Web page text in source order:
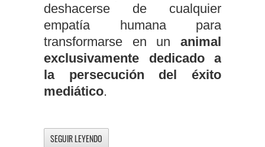
deshacerse de cualquier
empatía humana para
transformarse en un animal
exclusivamente dedicado a
la persecución del éxito
mediático.
SEGUIR LEYENDO